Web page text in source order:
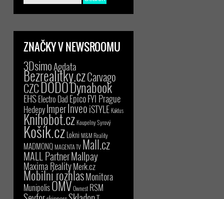
ZNAČKY V NEWSROOMU
3DsimoAgdata
Bezrealitky.czCarvago
CZCDODODynabook
EHSElectro Dad EpicoFYI Prague
HedepyImperInveoiSTYLE Kaktus
Knihobot.czKoupelny Syrový
Košík.czLokni M&M Reality
MADMONQMAGENTA TV Mall.cz
MALL PartnerMallpay
Maxima RealityMerk.cz
Mobilní rozhlasMonitora
MunipolisOMVOwnest RSM